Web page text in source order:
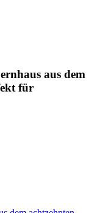
aus dem
für